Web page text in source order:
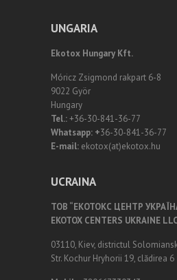
UNGARIA
Ekotox Hungary Kft.
Móricz Zsigmond rakpart 6-8
9022 Györ
Hungary
Tel.:+36-30-841-36-77
Whatsapp: +36-30-841-36-77
E-mail: ekotox(at)ekotox.hu
UCRAINA
ТОВ “ЕКОТОКС ЦЕНТР
EKOTOX CENTERS UKRAINE LLC
03110, Kiev, districtul
Str. Kochur Hryhorii 19, clădirea 6